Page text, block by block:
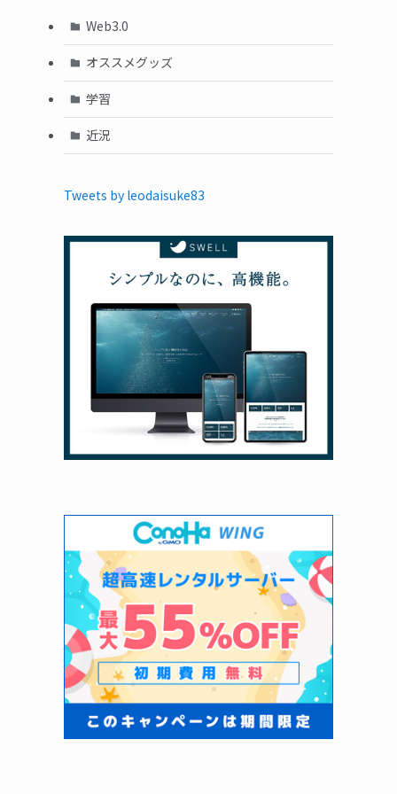
Web3.0
オススメグッズ
学習
近況
Tweets by leodaisuke83